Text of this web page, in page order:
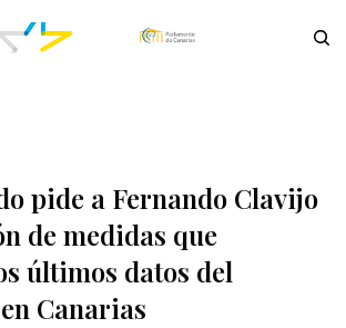
pide a Fernando Clavijo
de medidas que
últimos datos del
Canarias